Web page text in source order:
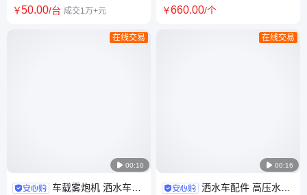
件 程力威龙亿丰自吸式增压消
￥50.00/台 成交1万+元
 00:10
在线交易
车载雾炮机 洒水车雾
器 适用于福田江淮铃法士特万
￥660.00/个
 00:16
在线交易
洒水车配件 高压水炮